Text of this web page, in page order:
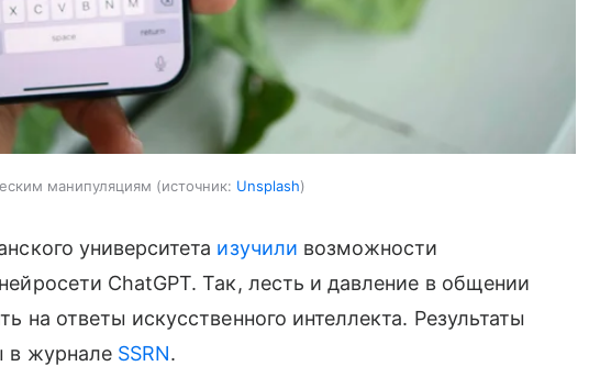
манипуляциям источник: Unsplash
университета изучили возможности
ChatGPT. Так, лесть и давление в общении
на ответы искусственного интеллекта. Результаты
в журнале SSRN.